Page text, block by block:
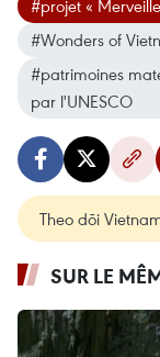
#projet «
#Wonders of
#patrimoines
par l'UNESCO
Theo dõi
SUR LE